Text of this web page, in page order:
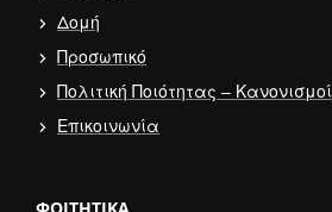
Δομή
Προσωπικό
Πολιτική Ποιότητας – Κανονισμοί
Επικοινωνία
ΦΟΙΤΗΤΙΚΆ